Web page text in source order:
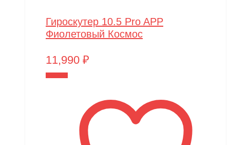
Гироскутер 10.5 Pro APP
Фиолетовый Космос
11,990 ₽